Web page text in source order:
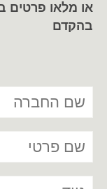
או מלאו פרטים
בהקדם